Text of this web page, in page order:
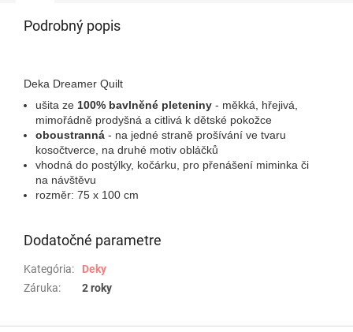
Podrobný popis
Deka Dreamer Quilt
ušita ze 100% bavlněné pleteniny - měkká, hřejivá,
mimořádně prodyšná a citlivá k dětské pokožce
oboustranná - na jedné straně prošívání ve tvaru
kosočtverce, na druhé motiv obláčků
vhodná do postýlky, kočárku, pro přenášení miminka či
na návštěvu
rozměr: 75 x 100 cm
Dodatočné parametre
Kategória:
Deky
Záruka: 2 roky